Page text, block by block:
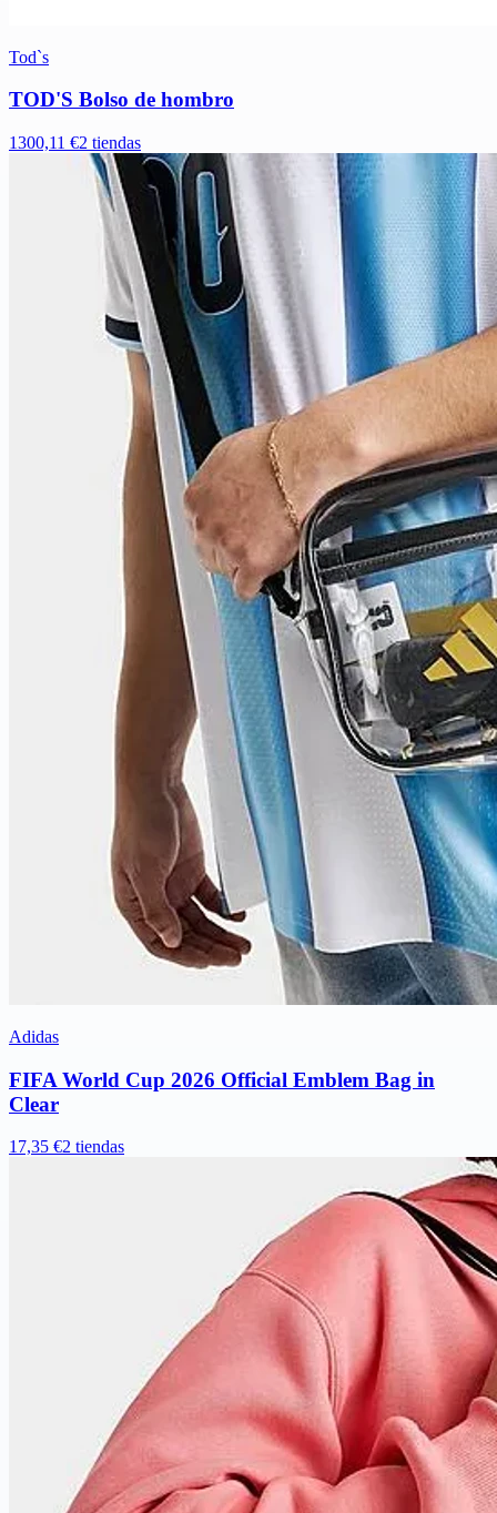
Tod`s
TOD'S Bolso de hombro
1300,11 €2 tiendas
Adidas
FIFA World Cup 2026 Official Emblem Bag in
Clear
17,35 €2 tiendas